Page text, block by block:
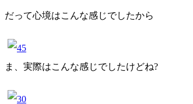
だって心境はこんな感じでしたから
ま、実際はこんな感じでしたけどね?